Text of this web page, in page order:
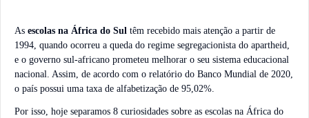
As escolas na África do Sul têm recebido mais atenção a partir de
1994, quando ocorreu a queda do regime segregacionista do apartheid,
e o governo sul-africano prometeu melhorar o seu sistema educacional
nacional. Assim, de acordo com o relatório do Banco Mundial de 2020,
o país possui uma taxa de alfabetização de 95,02%.
Por isso, hoje separamos 8 curiosidades sobre as escolas na África do